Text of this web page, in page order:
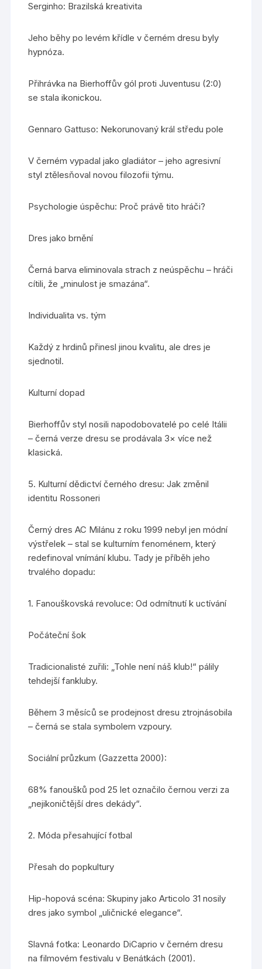
Serginho: Brazilská kreativita
Jeho běhy po levém křídle v černém dresu byly
hypnóza.
Přihrávka na Bierhoffův gól proti Juventusu (2:0)
se stala ikonickou.
Gennaro Gattuso: Nekorunovaný král středu pole
V černém vypadal jako gladiátor – jeho agresivní
styl ztělesňoval novou filozofii týmu.
Psychologie úspěchu: Proč právě tito hráči?
Dres jako brnění
Černá barva eliminovala strach z neúspěchu – hráči
cítili, že „minulost je smazána“.
Individualita vs. tým
Každý z hrdinů přinesl jinou kvalitu, ale dres je
sjednotil.
Kulturní dopad
Bierhoffův styl nosili napodobovatelé po celé Itálii
– černá verze dresu se prodávala 3× více než
klasická.
5. Kulturní dědictví černého dresu: Jak změnil
identitu Rossoneri
Černý dres AC Milánu z roku 1999 nebyl jen módní
výstřelek – stal se kulturním fenoménem, který
redefinoval vnímání klubu. Tady je příběh jeho
trvalého dopadu:
1. Fanouškovská revoluce: Od odmítnutí k uctívání
Počáteční šok
Tradicionalisté zuřili: „Tohle není náš klub!“ pálily
tehdejší fankluby.
Během 3 měsíců se prodejnost dresu ztrojnásobila
– černá se stala symbolem vzpoury.
Sociální průzkum (Gazzetta 2000):
68% fanoušků pod 25 let označilo černou verzi za
„nejikoničtější dres dekády“.
2. Móda přesahující fotbal
Přesah do popkultury
Hip-hopová scéna: Skupiny jako Articolo 31 nosily
dres jako symbol „uličnické elegance“.
Slavná fotka: Leonardo DiCaprio v černém dresu
na filmovém festivalu v Benátkách (2001).